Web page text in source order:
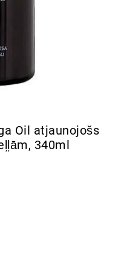
Oil atjaunojošs
340ml